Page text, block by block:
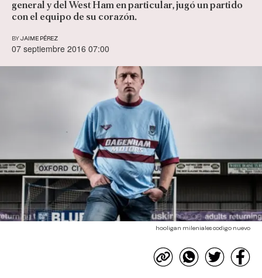
general y del West Ham en particular, jugó un partido
con el equipo de su corazón.
BY JAIME PÉREZ
07 septiembre 2016 07:00
hooligan mileniales codigo nuevo